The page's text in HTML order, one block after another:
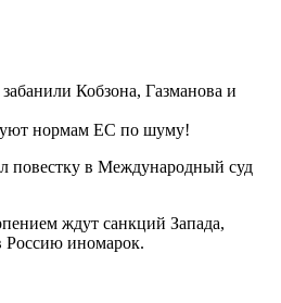
Кобзона, Газманова и
нормам ЕС по шуму!
повестку в Международный суд
ждут санкций Запада,
Россию иномарок.